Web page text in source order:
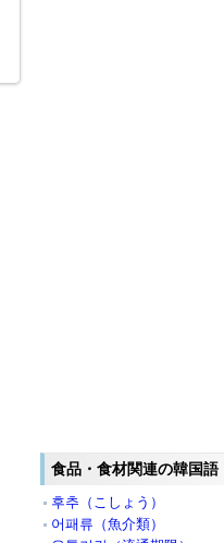
食品・食材関連の韓国語
후추（こしょう）
어패류（魚介類）